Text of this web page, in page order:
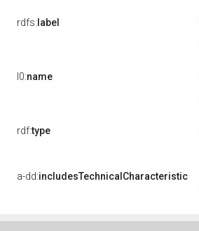
rdfs: label
l0:name
rdf:type
a-dd:includesTechnicalCharacteristic